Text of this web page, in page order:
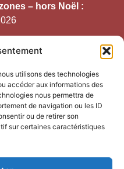
utilisons des technologies
accéder aux informations des
nous permettra de
de navigation ou les ID
ou de retirer son
sur certaines caractéristiques
– hors Noël :
2026
:
(hors juillet et août)
à 12h30 et de